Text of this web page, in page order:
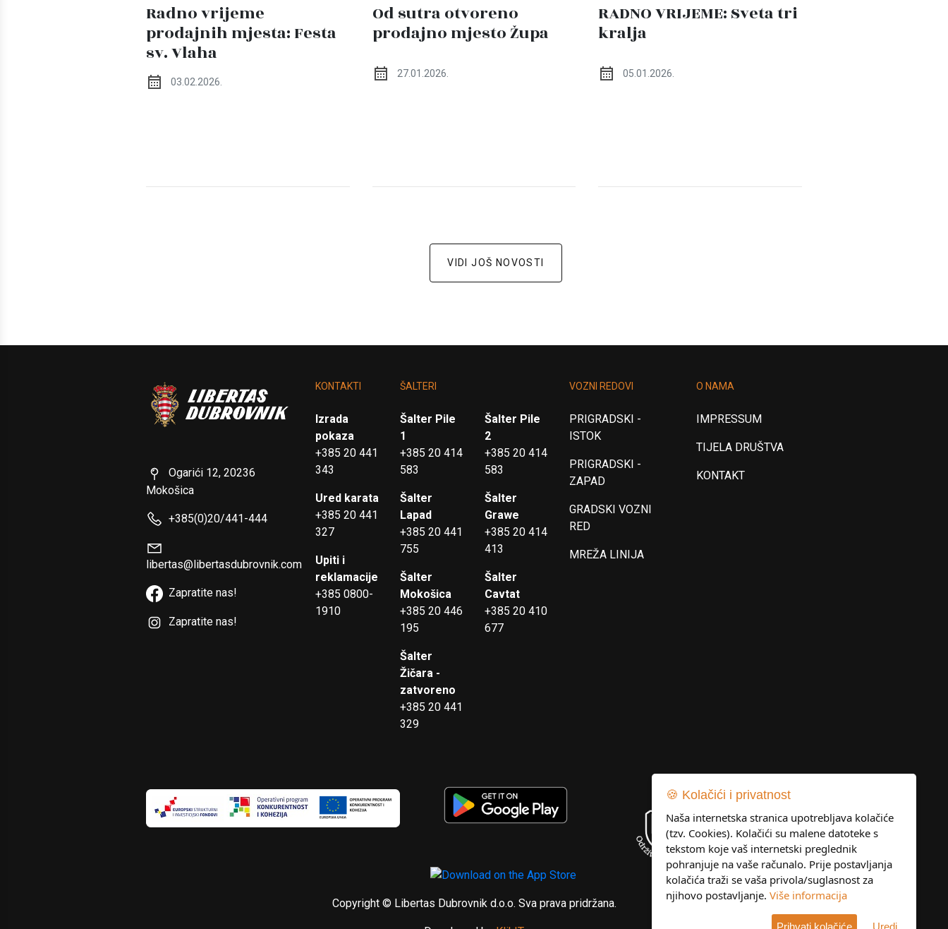
Radno vrijeme
prodajnih mjesta: Festa
sv. Vlaha
03.02.2026.
Od sutra otvoreno
prodajno mjesto Župa
27.01.2026.
RADNO VRIJEME: Sveta tri
kralja
05.01.2026.
VIDI JOŠ NOVOSTI
Ogarići 12, 20236
Mokošica
+385(0)20/441-444
libertas@libertasdubrovnik.com
Zapratite nas!
Zapratite nas!
KONTAKTI
Izrada
pokaza
+385 20 441
343
Ured karata
+385 20 441
327
Upiti i
reklamacije
+385 0800-
1910
ŠALTERI
Šalter Pile
1
+385 20 414
583
Šalter Pile
2
+385 20 414
583
Šalter
Lapad
+385 20 441
755
Šalter
Grawe
+385 20 414
413
Šalter
Mokošica
+385 20 446
195
Šalter
Cavtat
+385 20 410
677
Šalter
Žičara -
zatvoreno
+385 20 441
329
VOZNI REDOVI
PRIGRADSKI -
ISTOK
PRIGRADSKI -
ZAPAD
GRADSKI VOZNI
RED
MREŽA LINIJA
O NAMA
IMPRESSUM
TIJELA DRUŠTVA
KONTAKT
Copyright © Libertas Dubrovnik d.o.o. Sva prava pridržana.
🍪 Kolačići i privatnost
Naša internetska stranica upotrebljava kolačiće
(tzv. Cookies). Kolačići su malene datoteke s
tekstom koje vaš internetski preglednik
pohranjuje na vaše računalo. Prije postavljanja
kolačića traži se vaša privola/suglasnost za
njihovo postavljanje. Više informacija
Prihvati kolačiće Uredi